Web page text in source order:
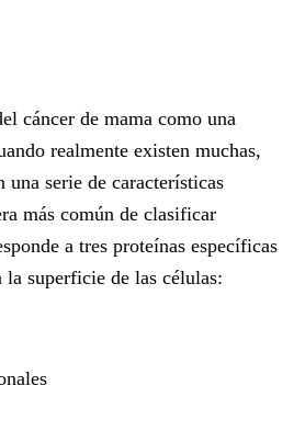
cáncer de mama como una
realmente existen muchas,
una serie de características
más común de clasificar
a tres proteínas específicas
la superficie de las células: